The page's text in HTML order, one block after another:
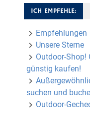
ICH EMPFEHLE:
Empfehlungen
Unsere Sterne
Outdoor-Shop!
günstig kaufen!
suchen und
Outdoor-